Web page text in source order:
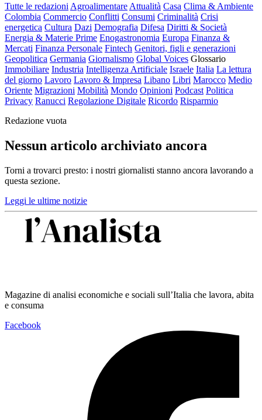
Tutte le redazioni Agroalimentare Attualità Casa Clima & Ambiente
Colombia Commercio Conflitti Consumi Criminalità Crisi
energetica Cultura Dazi Demografia Difesa Diritti & Società
Energia & Materie Prime Enogastronomia Europa Finanza &
Mercati Finanza Personale Fintech Genitori, figli e generazioni
Geopolitica Germania Giornalismo Global Voices Glossario
Immobiliare Industria Intelligenza Artificiale Israele Italia La lettura
del giorno Lavoro Lavoro & Impresa Libano Libri Marocco Medio
Oriente Migrazioni Mobilità Mondo Opinioni Podcast Politica
Privacy Ranucci Regolazione Digitale Ricordo Risparmio
Redazione vuota
Nessun articolo archiviato ancora
Torni a trovarci presto: i nostri giornalisti stanno ancora lavorando a
questa sezione.
Leggi le ultime notizie
Magazine di analisi economiche e sociali sull’Italia che lavora, abita
e consuma
Facebook